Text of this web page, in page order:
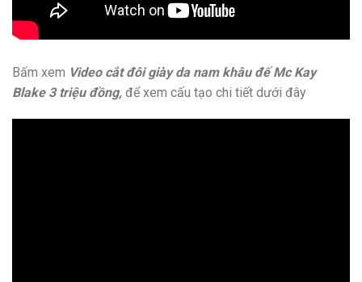
Bấm xem Video cắt đôi giày da nam khâu đế Mc Kay
Blake 3 triệu đồng, để xem cấu tạo chi tiết dưới đây